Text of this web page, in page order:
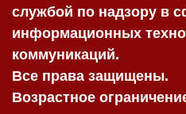
службой по надзору в
информационных
коммуникаций.
Все права защищены.
Возрастное